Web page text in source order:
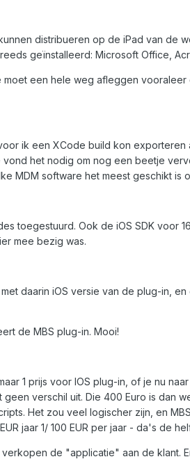
distribueren op de iPad van de
geïnstalleerd: Microsoft Office,
een hele weg afleggen
ik een XCode build kon
het nodig om nog een beetje
MDM software het meest geschikt is
toegestuurd. Ook de iOS SDK voor
mee bezig was.
daarin iOS versie van de plug-in,
de MBS plug-in. Mooi!
1 prijs voor IOS plug-in, of je nu
verschil uit. Die 400 Euro is dan
Het zou veel logischer zijn, en
jaar 1/ 100 EUR per jaar - da's de
de "applicatie" aan de klant.